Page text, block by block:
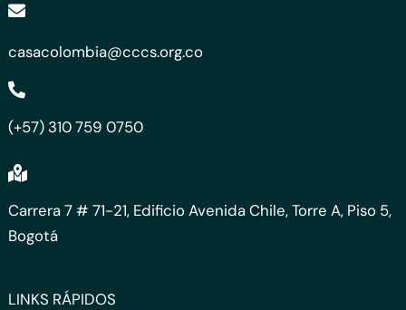
casacolombia@cccs.org.co
(+57) 310 759 0750
Carrera 7 # 71-21, Edificio Avenida Chile, Torre A, Piso 5,
Bogotá
LINKS RÁPIDOS